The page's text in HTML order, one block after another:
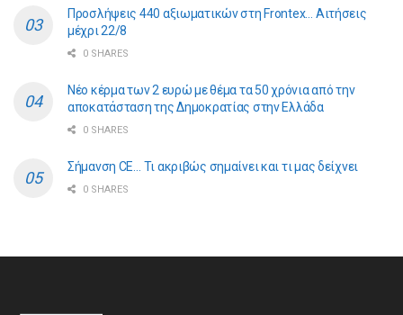
Προσλήψεις 440 αξιωματικών στη Frontex… Αιτήσεις
μέχρι 22/8
0 SHARES
Νέο κέρμα των 2 ευρώ με θέμα τα 50 χρόνια από την
αποκατάσταση της Δημοκρατίας στην Ελλάδα
0 SHARES
Σήμανση CE… Τι ακριβώς σημαίνει και τι μας δείχνει
0 SHARES